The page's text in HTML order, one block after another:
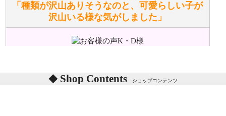
ぬいぐるみの耳に付いているボタンやタグに、何か意
味などがありますか？
詳しくはこちらをご覧ください。
「種類が沢山ありそうなのと、可愛らしい子が
沢山いる様な気がしました」
東京都 M・K 様 （女性）
「対応はどちらも丁寧でした。値段と他の融通
Shop Contents ショップコンテンツ